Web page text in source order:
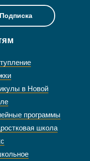
в Новой
программы
школа
Подписка